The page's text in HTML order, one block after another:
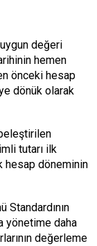
uygun değeri
hemen
önceki hesap
dönük olarak
tutarı ilk
hesap döneminin
Standardının
yönetime daha
değerleme